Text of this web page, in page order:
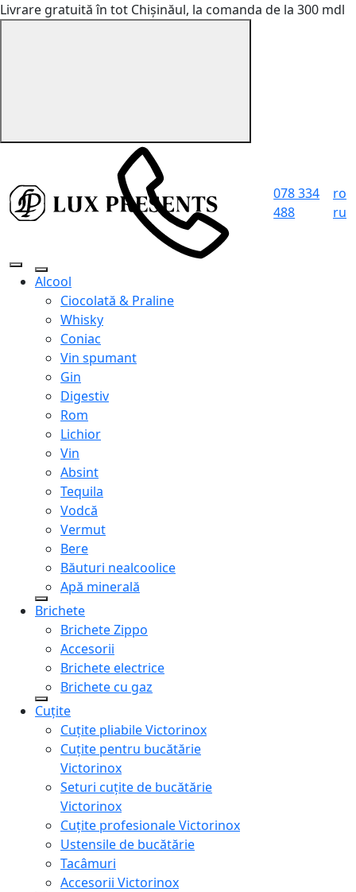
Livrare gratuită în tot Chișinăul, la comanda de la 300 mdl
078 334
488
ro
ru
Alcool
Ciocolată & Praline
Whisky
Coniac
Vin spumant
Gin
Digestiv
Rom
Lichior
Vin
Absint
Tequila
Vodcă
Vermut
Bere
Băuturi nealcoolice
Apă minerală
Brichete
Brichete Zippo
Accesorii
Brichete electrice
Brichete cu gaz
Cuțite
Cuțite pliabile Victorinox
Cuțite pentru bucătărie
Victorinox
Seturi cuțite de bucătărie
Victorinox
Cuțite profesionale Victorinox
Ustensile de bucătărie
Tacâmuri
Accesorii Victorinox